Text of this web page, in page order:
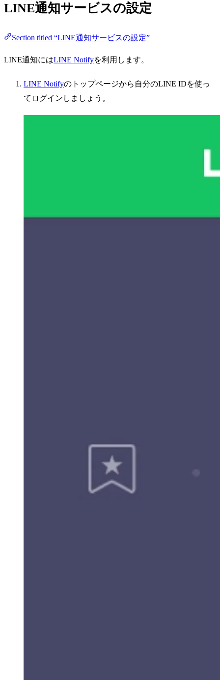
LINE通知サービスの設定
Section titled “LINE通知サービスの設定”
LINE通知にはLINE Notifyを利用します。
LINE Notifyのトップページから自分のLINE IDを使っ
てログインしましょう。